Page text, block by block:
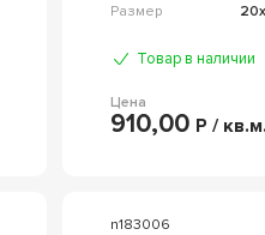
Размер
Товар в наличии
Цена
910,00 Р / кв.м.
n183006